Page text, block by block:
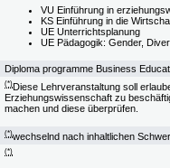
VU Einführung in
KS Einführung in die
UE Unterrichtsplanung
UE Pädagogik: Gender,
Diploma programme Business
(*)Diese Lehrveranstaltung soll
Erziehungswissenschaft zu
machen und diese überprüfen.
(*)wechselnd nach inhaltlichen
(*)